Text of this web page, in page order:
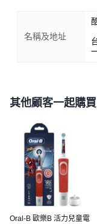
名稱及地址
其他顧客一起購
Oral-B 歐樂B 活力兒童電